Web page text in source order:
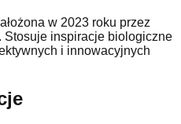
w 2023 roku przez
Stosuje inspiracje biologiczne
i innowacyjnych